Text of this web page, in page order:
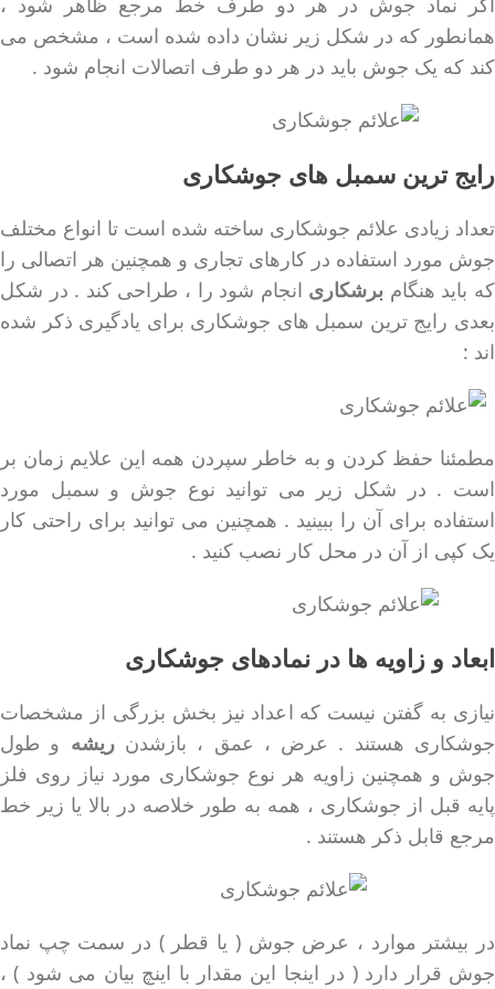
همانطور که در شکل زیر نشان داده شده است ، مشخص می
کند که یک جوش باید در هر دو طرف اتصالات انجام شود .
رایج ترین سمبل های جوشکاری
تعداد زیادی علائم جوشکاری ساخته شده است تا انواع مختلف
جوش مورد استفاده در کارهای تجاری و همچنین هر اتصالی را
که باید هنگام برشکاری انجام شود را ، طراحی کند . در شکل
بعدی رایج ترین سمبل های جوشکاری برای یادگیری ذکر شده
اند :
مطمئنا حفظ کردن و به خاطر سپردن همه این علایم زمان بر
است . در شکل زیر می توانید نوع جوش و سمبل مورد
استفاده برای آن را ببینید . همچنین می توانید برای راحتی کار
یک کپی از آن در محل کار نصب کنید .
ابعاد و زاویه ها در نمادهای جوشکاری
نیازی به گفتن نیست که اعداد نیز بخش بزرگی از مشخصات
جوشکاری هستند . عرض ، عمق ، بازشدنریشه و طول
جوش و همچنین زاویه هر نوع جوشکاری مورد نیاز روی فلز
پایه قبل از جوشکاری ، همه به طور خلاصه در بالا یا زیر خط
مرجع قابل ذکر هستند .
در بیشتر موارد ، عرض جوش ( یا قطر ) در سمت چپ نماد
جوش قرار دارد ( در اینجا این مقدار با اینچ بیان می شود ) ،